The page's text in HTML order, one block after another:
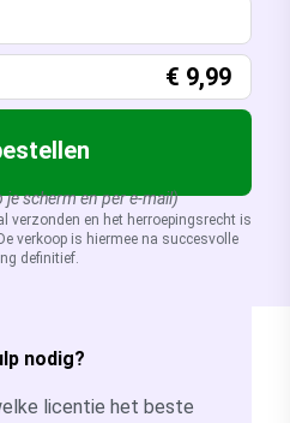
€ 9,99
scherm en per e-mail)
verzonden en het herroepingsrecht is
verkoop is hiermee na succesvolle
definitief.
nodig?
licentie het beste